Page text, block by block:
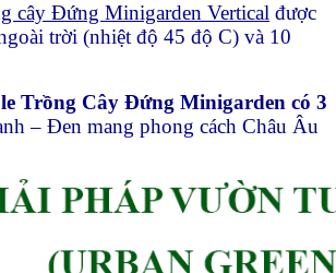
cây Đứng Minigarden Vertical được
trời (nhiệt độ 45 độ C) và 10
Trồng Cây Đứng Minigarden có 3
– Đen mang phong cách Châu Âu